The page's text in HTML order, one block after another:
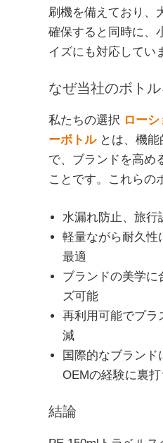
刷機を備えており、
確保すると同時に、
イズにも対応してい
なぜ当社のボト
私たちの選択 ロー
ーボトルとは、機能
で、ブランドを高め
ことです。これらの
水漏れ防止、旅行
軽量ながら耐久性
最適
ブランドの美学に
ズ可能
再利用可能でプラ
減
国際的なブランド
OEMの経験に裏
結論